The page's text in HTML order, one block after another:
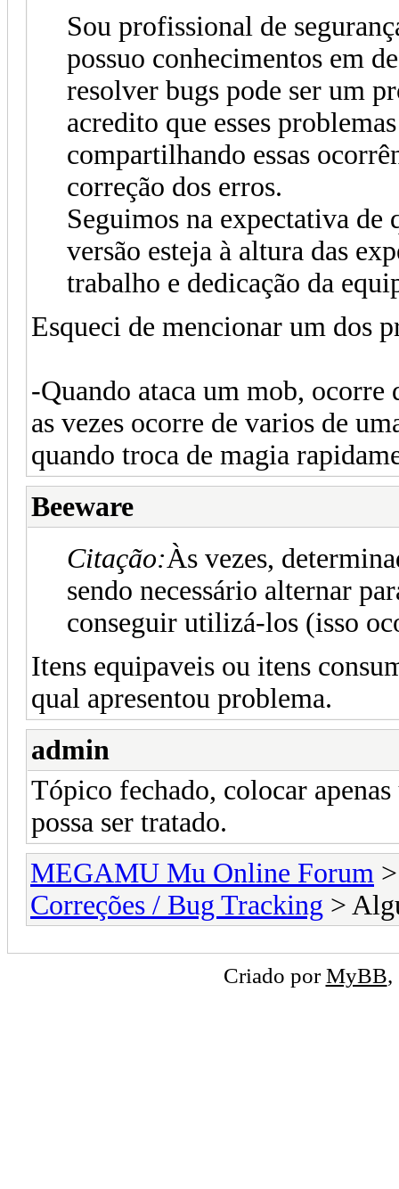
Sou profissional de
possuo conhecimentos em
resolver bugs pode ser um
acredito que esses
compartilhando essas
correção dos erros.
Seguimos na expectativa
versão esteja à altura das
trabalho e dedicação da
Esqueci de mencionar um dos
-Quando ataca um mob, ocorre
as vezes ocorre de varios de
quando troca de magia
Beeware
Citação:Às vezes,
sendo necessário alternar
conseguir utilizá-los (isso
Itens equipaveis ou itens
qual apresentou problema.
admin
Tópico fechado, colocar
possa ser tratado.
MEGAMU Mu Online Forum
Correções / Bug Tracking >
Criado porMyBB,